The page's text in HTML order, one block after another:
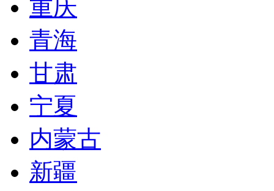
重庆
青海
甘肃
宁夏
内蒙古
新疆